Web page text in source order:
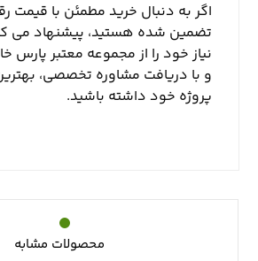
اگر به دنبال خرید مطمئن با قیمت
تضمین شده هستید، پیشنهاد می
نیاز خود را از مجموعه معتبر پارس
و با دریافت مشاوره تخصصی، بهترین
پروژه خود داشته باشید.
محصولات مشابه